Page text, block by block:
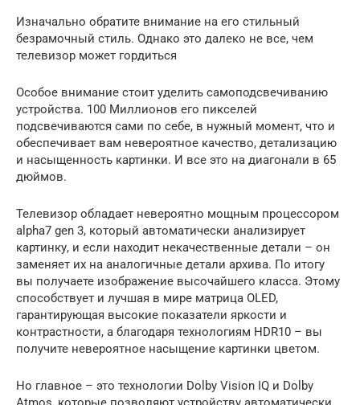
Изначально обратите внимание на его стильный
безрамочный стиль. Однако это далеко не все, чем
телевизор может гордиться
Особое внимание стоит уделить самоподсвечиванию
устройства. 100 Миллионов его пикселей
подсвечиваются сами по себе, в нужный момент, что и
обеспечивает вам невероятное качество, детализацию
и насыщенность картинки. И все это на диагонали в 65
дюймов.
Телевизор обладает невероятно мощным процессором
alpha7 gen 3, который автоматически анализирует
картинку, и если находит некачественные детали – он
заменяет их на аналогичные детали архива. По итогу
вы получаете изображение высочайшего класса. Этому
способствует и лучшая в мире матрица OLED,
гарантирующая высокие показатели яркости и
контрастности, а благодаря технологиям HDR10 – вы
получите невероятное насыщение картинки цветом.
Но главное – это технологии Dolby Vision IQ и Dolby